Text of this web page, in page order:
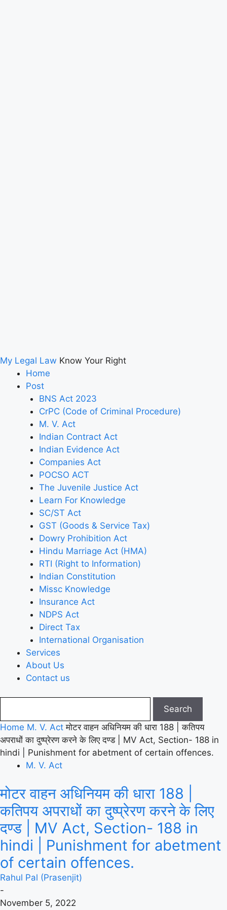
My Legal Law Know Your Right
Home
Post
BNS Act 2023
CrPC (Code of Criminal Procedure)
M. V. Act
Indian Contract Act
Indian Evidence Act
Companies Act
POCSO ACT
The Juvenile Justice Act
Learn For Knowledge
SC/ST Act
GST (Goods & Service Tax)
Dowry Prohibition Act
Hindu Marriage Act (HMA)
RTI (Right to Information)
Indian Constitution
Missc Knowledge
Insurance Act
NDPS Act
Direct Tax
International Organisation
Services
About Us
Contact us
Home M. V. Act मोटर वाहन अधिनियम की धारा 188 | कतिपय
अपराधों का दुष्प्रेरण करने के लिए दण्ड | MV Act, Section- 188 in
hindi | Punishment for abetment of certain offences.
M. V. Act
मोटर वाहन अधिनियम की धारा 188 |
कतिपय अपराधों का दुष्प्रेरण करने के लिए
दण्ड | MV Act, Section- 188 in
hindi | Punishment for abetment
of certain offences.
Rahul Pal (Prasenjit)
-
November 5, 2022